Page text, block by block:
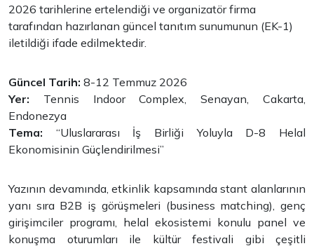
2026 tarihlerine ertelendiği ve organizatör firma
tarafından hazırlanan güncel tanıtım sunumunun (EK-1)
iletildiği ifade edilmektedir.
Güncel Tarih: 8-12 Temmuz 2026
Yer: Tennis Indoor Complex, Senayan, Cakarta,
Endonezya
Tema: “Uluslararası İş Birliği Yoluyla D-8 Helal
Ekonomisinin Güçlendirilmesi”
Yazının devamında, etkinlik kapsamında stant alanlarının
yanı sıra B2B iş görüşmeleri (business matching), genç
girişimciler programı, helal ekosistemi konulu panel ve
konuşma oturumları ile kültür festivali gibi çeşitli